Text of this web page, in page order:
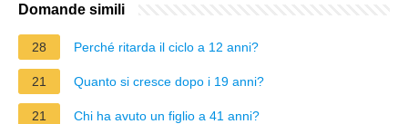
Domande simili
28 Perché ritarda il ciclo a 12 anni?
21 Quanto si cresce dopo i 19 anni?
21 Chi ha avuto un figlio a 41 anni?